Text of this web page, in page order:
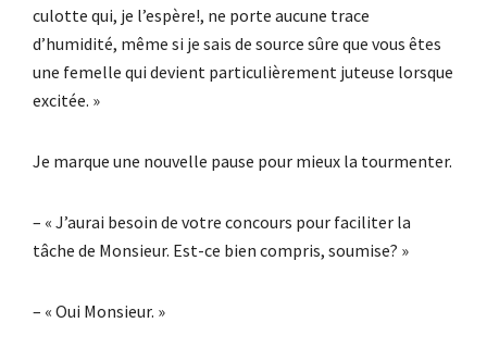
culotte qui, je l’espère!, ne porte aucune trace
d’humidité, même si je sais de source sûre que vous êtes
une femelle qui devient particulièrement juteuse lorsque
excitée. »
Je marque une nouvelle pause pour mieux la tourmenter.
– « J’aurai besoin de votre concours pour faciliter la
tâche de Monsieur. Est-ce bien compris, soumise? »
– « Oui Monsieur. »